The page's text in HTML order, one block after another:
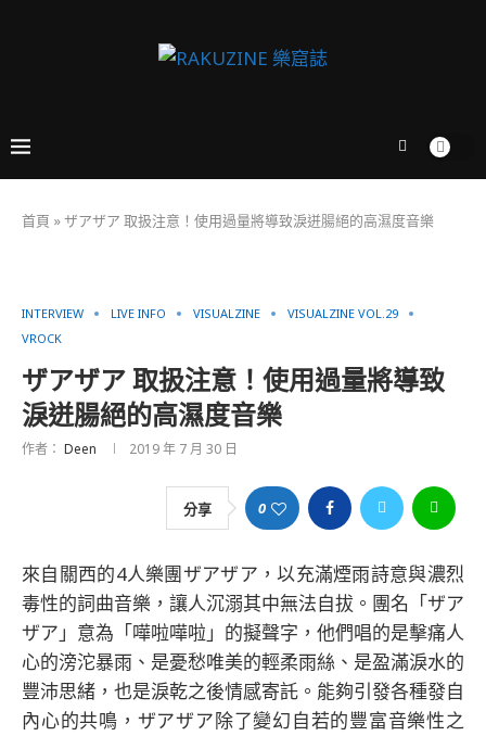
首頁 »ザアザア 取扱注意！使用過量將導致淚迸腸絕的高濕度音樂
INTERVIEW LIVE INFO VISUALZINE
VISUALZINE VOL.29
VROCK
ザアザア 取扱注意！使用過量將導致
淚迸腸絕的高濕度音樂
作者： Deen 2019 年 7 月 30 日
分享 0
來自關西的4人樂團ザアザア，以充滿煙雨詩意與濃烈
毒性的詞曲音樂，讓人沉溺其中無法自拔。團名「ザア
ザア」意為「嘩啦嘩啦」的擬聲字，他們唱的是擊痛人
心的滂沱暴雨、是憂愁唯美的輕柔雨絲、是盈滿淚水的
豐沛思緒，也是淚乾之後情感寄託。能夠引發各種發自
內心的共鳴，ザアザア除了變幻自若的豐富音樂性之